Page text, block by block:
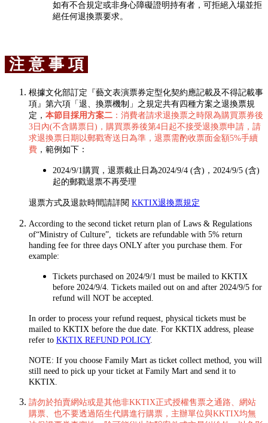
如有不合規定或非身心障礙證明持有者，可拒絕入場並拒
絕任何退換票要求。
注 意 事 項
根據文化部訂定『藝文表演票券定型化契約應記載及不得記載事
項』第六項「退、換票機制」之規定共有四種方案之退換票規
定， 本節目採用方案二 ：消費者請求退換票之時限為購買票券後
3日內(不含購票日)，購買票券後第4日起不接受退換票申請，請
求退換票日期以郵戳寄送日為準，退票需酌收票面金額5%手續
費 ，範例如下：
2024/9/1購買，退票截止日為2024/9/4 (含)，2024/9/5 (含)
起的郵戳退票不再受理
退票方式及退款時間請詳閱 KKTIX退換票規定
According to the second ticket return plan of Laws & Regulations
of“Ministry of Culture”, tickets are refundable with 5% return
handing fee for three days ONLY after you purchase them. For
example:
Tickets purchased on 2024/9/1 must be mailed to KKTIX
before 2024/9/4. Tickets mailed out on and after 2024/9/5 for
refund will NOT be accepted.
In order to process your refund request, physical tickets must be
mailed to KKTIX before the due date. For KKTIX address, please
refer to KKTIX REFUND POLICY.
NOTE: If you choose Family Mart as ticket collect method, you will
still need to pick up your ticket at Family Mart and send it to
KKTIX.
請勿於拍賣網站或是其他非KKTIX正式授權售票之通路、網站
購票、也不要透過陌生代購進行購票，主辦單位與KKTIX均無